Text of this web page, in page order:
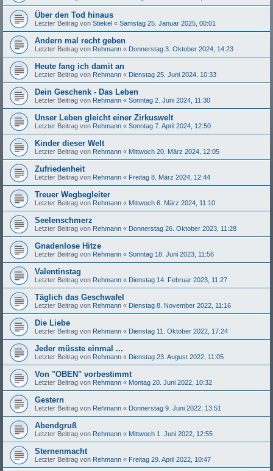
Über den Tod hinaus
Letzter Beitrag von Stiekel « Samstag 25. Januar 2025, 00:01
Andern mal recht geben
Letzter Beitrag von Rehmann « Donnerstag 3. Oktober 2024, 14:23
Heute fang ich damit an
Letzter Beitrag von Rehmann « Dienstag 25. Juni 2024, 10:33
Dein Geschenk - Das Leben
Letzter Beitrag von Rehmann « Sonntag 2. Juni 2024, 11:30
Unser Leben gleicht einer Zirkuswelt
Letzter Beitrag von Rehmann « Sonntag 7. April 2024, 12:50
Kinder dieser Welt
Letzter Beitrag von Rehmann « Mittwoch 20. März 2024, 12:05
Zufriedenheit
Letzter Beitrag von Rehmann « Freitag 8. März 2024, 12:44
Treuer Wegbegleiter
Letzter Beitrag von Rehmann « Mittwoch 6. März 2024, 11:10
Seelenschmerz
Letzter Beitrag von Rehmann « Donnerstag 26. Oktober 2023, 11:28
Gnadenlose Hitze
Letzter Beitrag von Rehmann « Sonntag 18. Juni 2023, 11:56
Valentinstag
Letzter Beitrag von Rehmann « Dienstag 14. Februar 2023, 11:27
Täglich das Geschwafel
Letzter Beitrag von Rehmann « Dienstag 8. November 2022, 11:16
Die Liebe
Letzter Beitrag von Rehmann « Dienstag 11. Oktober 2022, 17:24
Jeder müsste einmal ...
Letzter Beitrag von Rehmann « Dienstag 23. August 2022, 11:05
Von "OBEN" vorbestimmt
Letzter Beitrag von Rehmann « Montag 20. Juni 2022, 10:32
Gestern
Letzter Beitrag von Rehmann « Donnerstag 9. Juni 2022, 13:51
Abendgruß
Letzter Beitrag von Rehmann « Mittwoch 1. Juni 2022, 12:55
Sternenmacht
Letzter Beitrag von Rehmann « Freitag 29. April 2022, 10:47